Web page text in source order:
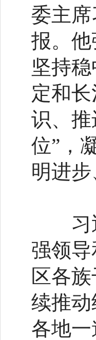
委主
报。
坚持
定和
识、
位”，
明进
习近
强领
区各
续推
各地